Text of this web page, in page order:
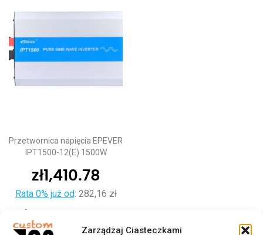
Zarządzaj Ciasteczkami
Przetwornica napięcia EPEVER
IPT1500-12(E) 1500W
zł1,410.78
Rata 0% już od: 282,16 zł